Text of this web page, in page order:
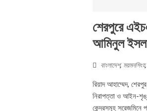
শেরপুরে
আমিনুল
বাংলাদেশ, ময়মনসিংহ,
রিয়াদ আহাম্মেদ,
নিরাপত্তা ও আইন-
কেন্দ্রসমূহ সরেজমিনে